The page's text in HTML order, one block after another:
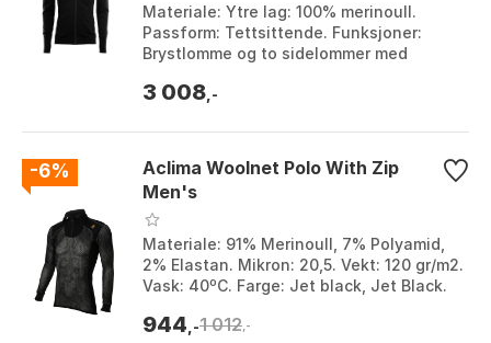
Materiale: Ytre lag: 100% merinoull.
Passform: Tettsittende. Funksjoner:
Brystlomme og to sidelommer med
Farge: Jet black...
3 008 ,-
-6%
Aclima Woolnet Polo With Zip
Men's
Materiale: 91% Merinoull, 7% Polyamid,
2% Elastan. Mikron: 20,5. Vekt: 120 gr/m2.
Vask: 40ºC. Farge: Jet black, Jet Black.
944 ,-1 012,-